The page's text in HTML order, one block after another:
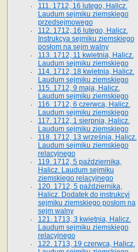
111. 1712, 16 lutego, Halicz.
Laudum sejmiku ziemskiego
przedsejmowego
112. 1712, 16 lutego, Halicz.
Instrukcya sejmiku ziemskiego
posłom na sejm walny
113. 1712, 11 kwietnia, Halicz.
Laudum sejmiku ziemskiego
114. 1712, 18 kwietnia, Halicz.
Laudum sejmiku ziemskiego
115. 1712, 9 maja, Halicz.
Laudum sejmiku ziemskiego
116. 1712, 6 czerwca, Halicz.
Laudum sejmiku ziemskiego
117. 1712, 1 sierpnia, Halicz.
Laudum sejmiku ziemskiego
118. 1712, 13 września, Halicz.
Laudum sejmiku ziemskiego
relacyjnego
119. 1712, 5 października,
Halicz. Laudum sejmiku
ziemskiego relacyjnego
120. 1712, 5 października,
Halicz. Dodatek do instrukcyi
sejmiku ziemskiego posłom na
sejm walny
121. 1713, 3 kwietnia, Halicz.
Laudum sejmiku ziemskiego
relacyjnego
122. 1713, 19 czerwca, Halicz.